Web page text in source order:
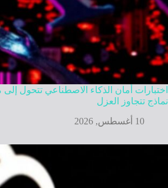
اختبارات أمان الذكاء الاصطناعي تتحول
نماذج تتجاوز العزل
10 أغسطس, 2026